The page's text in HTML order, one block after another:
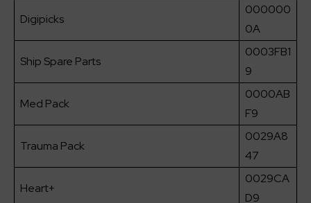
Digipicks
000000
0A
Ship Spare Parts
0003FB1
9
Med Pack
0000AB
F9
Trauma Pack
0029A8
47
Heart+
0029CA
D9